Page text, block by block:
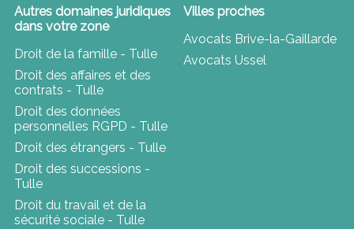
Autres domaines juridiques
dans votre zone
Droit de la famille - Tulle
Droit des affaires et des
contrats - Tulle
Droit des données
personnelles RGPD - Tulle
Droit des étrangers - Tulle
Droit des successions -
Tulle
Droit du travail et de la
sécurité sociale - Tulle
Villes proches
Avocats Brive-la-Gaillarde
Avocats Ussel